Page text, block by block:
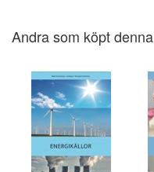
Andra som köpt